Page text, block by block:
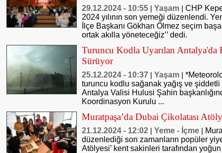
29.12.2024 - 10:55 Yaşam
CHP
2024 yılının son yemeği düzenlendi.
İlçe Başkanı Gökhan Ölmez seçim
ortak akılla yöneteceğiz’’ dedi.
Turuncu Kodla Uyarılan Antalya'da
Sürüyor
25.12.2024 - 10:37 Yaşam
turuncu kodlu sağanak yağış ve şiddetli
Antalya Valisi Hulusi Şahin
Koordinasyon Kurulu ...
Muratpaşa’da Dubai Çikolatası
21.12.2024 - 12:02 Yeme - İçme
düzenlediği son zamanların popüler
Atölyesi’ kent sakinleri tarafından